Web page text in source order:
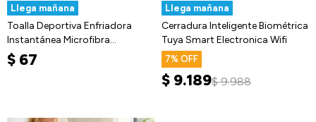
Llega mañana
Toalla Deportiva Enfriadora
Instantánea Microfibra
90×30cm
$ 67
Llega mañana
Cerradura Inteligente Biométrica
Tuya Smart Electronica Wifi
7
$ 9.189$ 9.988